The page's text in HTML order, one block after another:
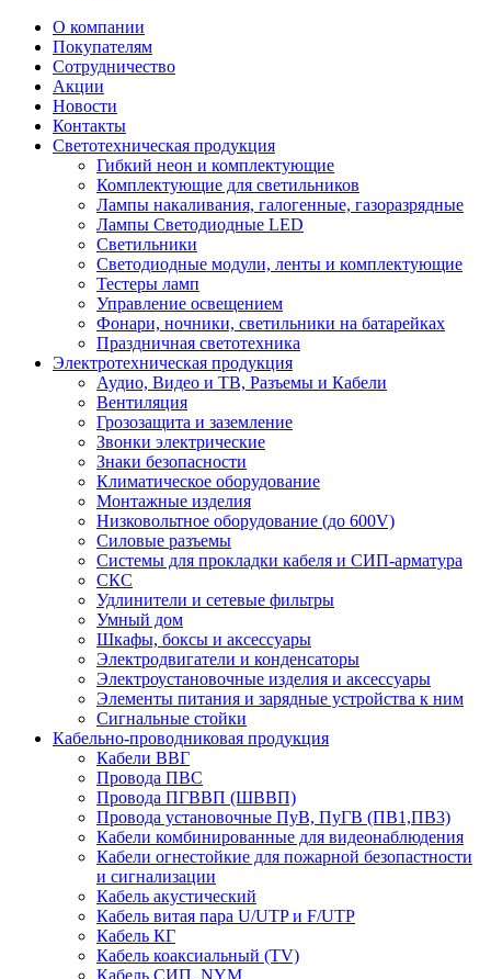
О компании
Покупателям
Сотрудничество
Акции
Новости
Контакты
Светотехническая продукция
Гибкий неон и комплектующие
Комплектующие для светильников
Лампы накаливания, галогенные, газоразрядные
Лампы Светодиодные LED
Светильники
Светодиодные модули, ленты и комплектующие
Тестеры ламп
Управление освещением
Фонари, ночники, светильники на батарейках
Праздничная светотехника
Электротехническая продукция
Аудио, Видео и ТВ, Разъемы и Кабели
Вентиляция
Грозозащита и заземление
Звонки электрические
Знаки безопасности
Климатическое оборудование
Монтажные изделия
Низковольтное оборудование (до 600V)
Силовые разъемы
Системы для прокладки кабеля и СИП-арматура
СКС
Удлинители и сетевые фильтры
Умный дом
Шкафы, боксы и аксессуары
Электродвигатели и конденсаторы
Электроустановочные изделия и аксессуары
Элементы питания и зарядные устройства к ним
Сигнальные стойки
Кабельно-проводниковая продукция
Кабели ВВГ
Провода ПВС
Провода ПГВВП (ШВВП)
Провода установочные ПуВ, ПуГВ (ПВ1,ПВ3)
Кабели комбинированные для видеонаблюдения
Кабели огнестойкие для пожарной безопастности
и сигнализации
Кабель акустический
Кабель витая пара U/UTP и F/UTP
Кабель КГ
Кабель коаксиальный (TV)
Кабель СИП, NYM